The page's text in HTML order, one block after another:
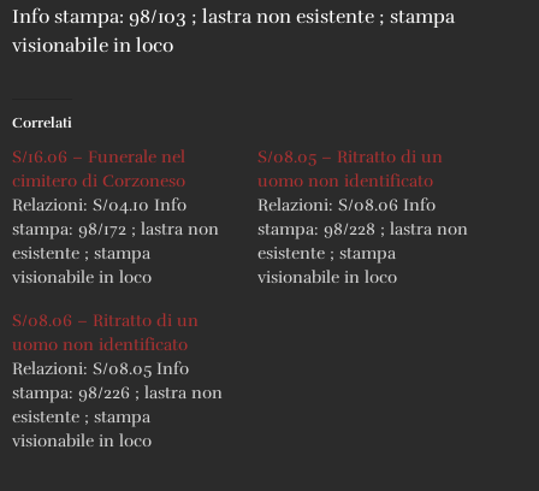
Info stampa: 98/103 ; lastra non esistente ; stampa
visionabile in loco
Correlati
S/16.06 – Funerale nel
cimitero di Corzoneso
Relazioni: S/04.10 Info
stampa: 98/172 ; lastra non
esistente ; stampa
visionabile in loco
S/08.05 – Ritratto di un
uomo non identificato
Relazioni: S/08.06 Info
stampa: 98/228 ; lastra non
esistente ; stampa
visionabile in loco
S/08.06 – Ritratto di un
uomo non identificato
Relazioni: S/08.05 Info
stampa: 98/226 ; lastra non
esistente ; stampa
visionabile in loco